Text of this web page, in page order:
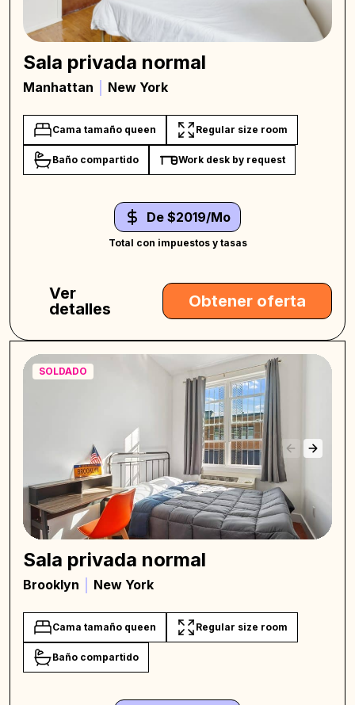
Sala privada normal
Manhattan New York
Cama tamaño queen Regular size room
Baño compartido Work desk by request
De $2019/Mo
Total con impuestos y tasas
Ver
detalles
Obtener oferta
SOLDADO
Sala privada normal
Brooklyn New York
Cama tamaño queen Regular size room
Baño compartido